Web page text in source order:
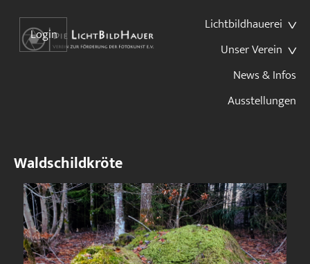
Lichtbildhauerei
Unser Verein
News & Infos
Ausstellungen
Login
Waldschildkröte